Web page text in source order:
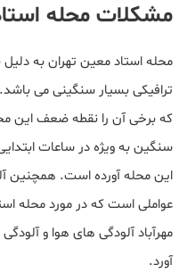
مشکلات محله
محله استاد معین تهران به دلیل
ترافیکی بسیار سنگینی می
که برخی آن را نقطه ضعف این
سنگین به ویژه در ساعات
این محله آورده است. همچنین
عواملی است که در مورد محله
مهرآباد آلودگی های هوا و
آورد.